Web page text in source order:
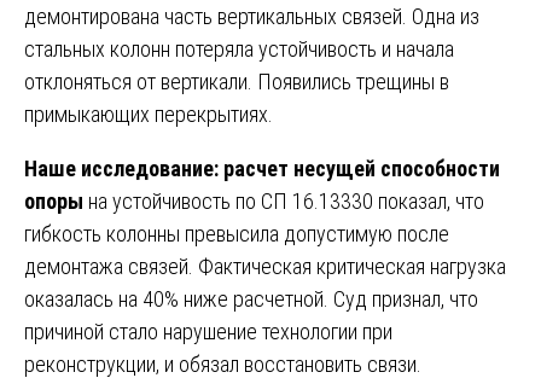
демонтирована часть вертикальных связей. Одна из
стальных колонн потеряла устойчивость и начала
отклоняться от вертикали. Появились трещины в
примыкающих перекрытиях.
Наше исследование: расчет несущей способности
опоры на устойчивость по СП 16.13330 показал, что
гибкость колонны превысила допустимую после
демонтажа связей. Фактическая критическая нагрузка
оказалась на 40% ниже расчетной. Суд признал, что
причиной стало нарушение технологии при
реконструкции, и обязал восстановить связи.